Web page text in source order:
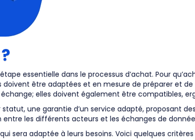
essentielle dans le processus d’achat. Pour
doivent être adaptées et en mesure de préparer et
elles doivent également être compatibles,
une garantie d’un service adapté, proposant
les différents acteurs et les échanges de
sera adaptée à leurs besoins. Voici quelques